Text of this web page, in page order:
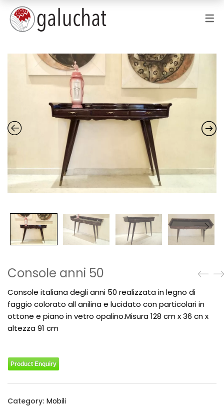
Console anni 50
Console italiana degli anni 50 realizzata in legno di
faggio colorato all anilina e lucidato con particolari in
ottone e piano in vetro opalino.Misura 128 cm x 36 cn x
altezza 91 cm
Product Enquiry
Category: Mobili